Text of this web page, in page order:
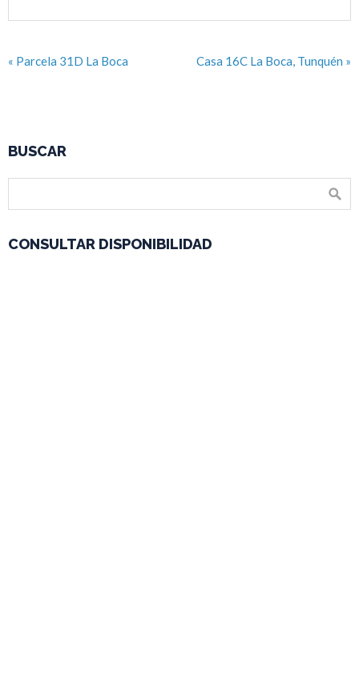
« Parcela 31D La Boca Casa 16C La Boca, Tunquén »
BUSCAR
CONSULTAR DISPONIBILIDAD